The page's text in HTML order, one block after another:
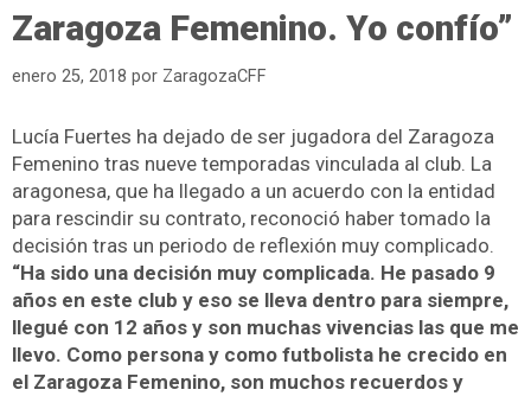
Zaragoza Femenino. Yo confío”
enero 25, 2018 por ZaragozaCFF
Lucía Fuertes ha dejado de ser jugadora del Zaragoza
Femenino tras nueve temporadas vinculada al club. La
aragonesa, que ha llegado a un acuerdo con la entidad
para rescindir su contrato, reconoció haber tomado la
decisión tras un periodo de reflexión muy complicado.
“Ha sido una decisión muy complicada. He pasado 9
años en este club y eso se lleva dentro para siempre,
llegué con 12 años y son muchas vivencias las que me
llevo. Como persona y como futbolista he crecido en
el Zaragoza Femenino, son muchos recuerdos y